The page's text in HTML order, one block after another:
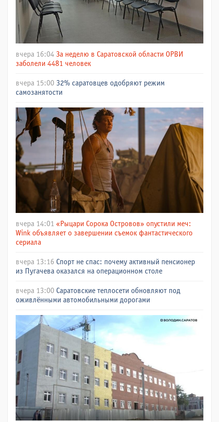
вчера 16:04 За неделю в Саратовской области ОРВИ
заболели 4481 человек
вчера 15:00 32% саратовцев одобряют режим
самозанятости
вчера 14:01 «Рыцари Сорока Островов» опустили меч:
Wink объявляет о завершении съемок фантастического
сериала
вчера 13:16 Спорт не спас: почему активный пенсионер
из Пугачева оказался на операционном столе
вчера 13:00 Саратовские теплосети обновляют под
оживлёнными автомобильными дорогами